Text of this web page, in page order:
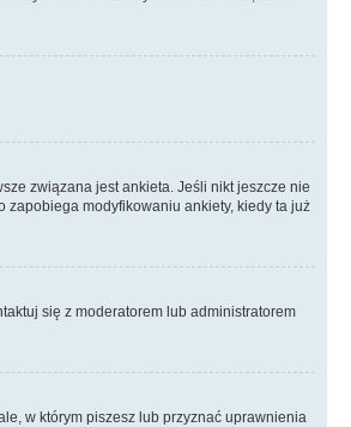
związana jest ankieta. Jeśli nikt jeszcze nie
zapobiega modyfikowaniu ankiety, kiedy ta już
się z moderatorem lub administratorem
w którym piszesz lub przyznać uprawnienia